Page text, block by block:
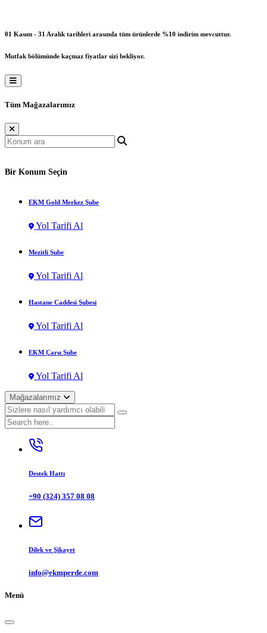
01 Kasım - 31 Aralık tarihleri arasında tüm ürünlerde %10 indirim mevcuttur.
Mutfak bölümünde kaçmaz fiyatlar sizi bekliyor.
Tüm Mağazalarımız
Bir Konum Seçin
EKM Gold Merkez Şube
Yol Tarifi Al
Mezitli Şube
Yol Tarifi Al
Hastane Caddesi Şubesi
Yol Tarifi Al
EKM Çarşı Şube
Yol Tarifi Al
Mağazalarımız
Destek Hattı
+90 (324) 357 08 08
Dilek ve Şikayet
info@ekmperde.com
Menü